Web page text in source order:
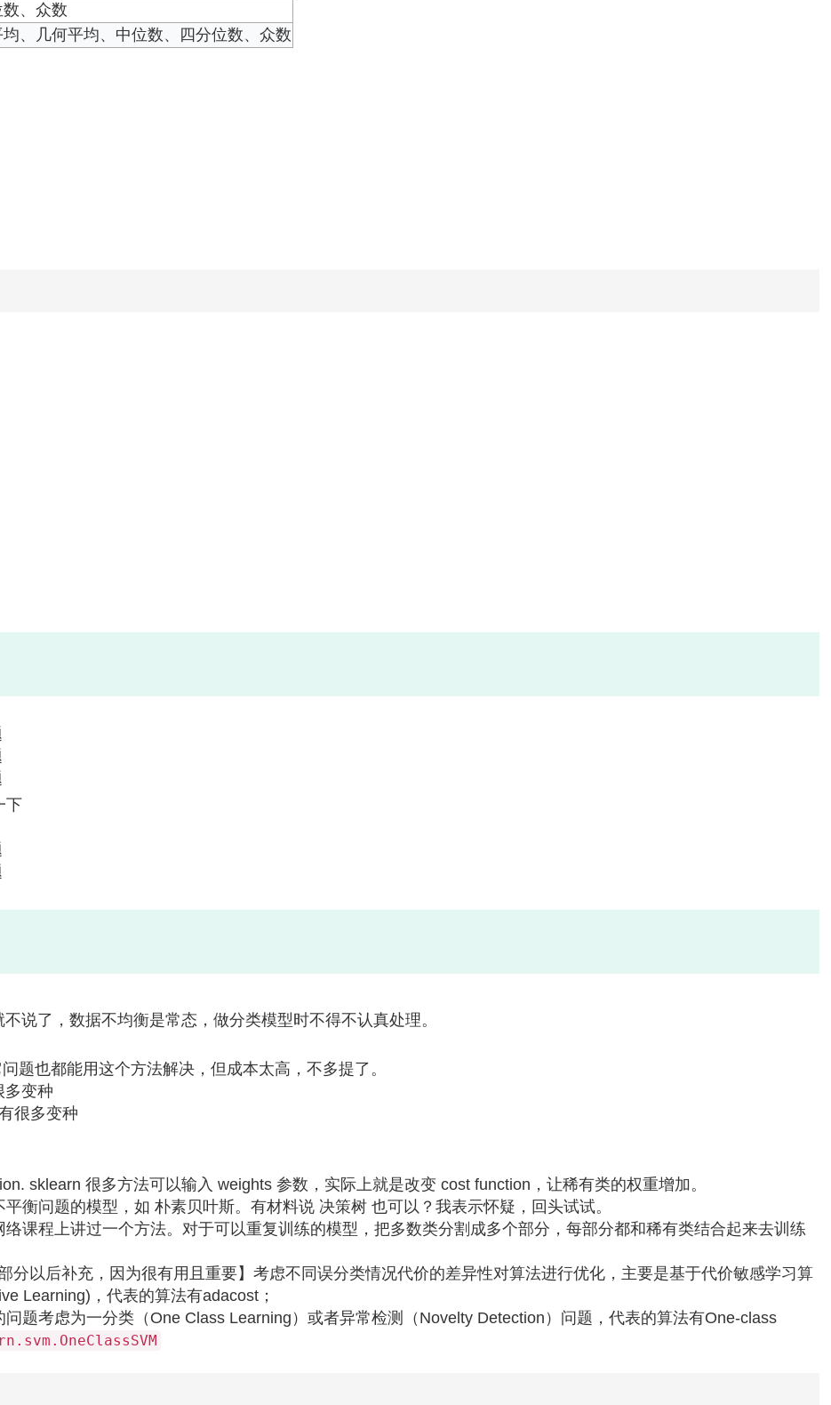
、众数
均、几何平均、中位数、四分位数、众数
下
不说了，数据不均衡是常态，做分类模型时不得不认真处理。
题也都能用这个方法解决，但成本太高，不多提了。
多变种
很多变种
sklearn 很多方法可以输入 weights 参数，实际上就是改变 cost function，让稀有类的权重增加。
衡问题的模型，如 朴素贝叶斯。有材料说 决策树 也可以？我表示怀疑，回头试试。
络课程上讲过一个方法。对于可以重复训练的模型，把多数类分割成多个部分，每部分都和稀有类结合起来去训练
部分以后补充，因为很有用且重要】考虑不同误分类情况代价的差异性对算法进行优化，主要是基于代价敏感学习算
Learning)，代表的算法有adacost；
问题考虑为一分类（One Class Learning）或者异常检测（Novelty Detection）问题，代表的算法有One-class